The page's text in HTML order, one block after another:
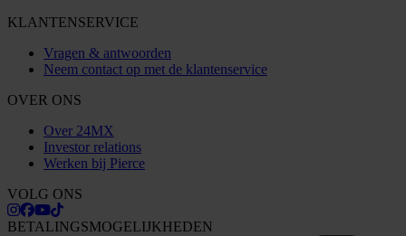
KLANTENSERVICE
Vragen & antwoorden
Neem contact op met de klantenservice
OVER ONS
Over 24MX
Investor relations
Werken bij Pierce
VOLG ONS
BETALINGSMOGELIJKHEDEN